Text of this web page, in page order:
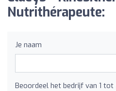
Nutrithérapeute:
Je naam
Beoordeel het bedrijf van 1 tot